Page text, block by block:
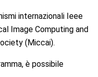
internazionali Ieee
Image Computing and
(Miccai).
è possibile